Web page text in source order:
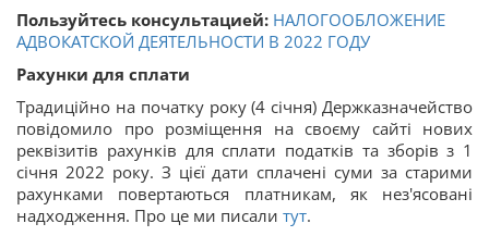
Пользуйтесь консультацией: НАЛОГООБЛОЖЕНИЕ
АДВОКАТСКОЙ ДЕЯТЕЛЬНОСТИ В 2022 ГОДУ
Рахунки для сплати
Традиційно на початку року (4 січня) Держказначейство
повідомило про розміщення на своєму сайті нових
реквізитів рахунків для сплати податків та зборів з 1
січня 2022 року. З цієї дати сплачені суми за старими
рахунками повертаються платникам, як нез'ясовані
надходження. Про це ми писали тут.